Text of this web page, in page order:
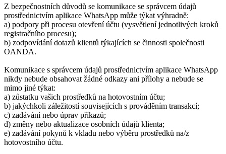
Z bezpečnostních důvodů se komunikace se správcem údajů
prostřednictvím aplikace WhatsApp může týkat výhradně:
a) podpory při procesu otevření účtu (vysvětlení jednotlivých kroků
registračního procesu);
b) zodpovídání dotazů klientů týkajících se činnosti společnosti
OANDA.
Komunikace s správcem údajů prostřednictvím aplikace WhatsApp
nikdy nebude obsahovat žádné odkazy ani přílohy a nebude se
mimo jiné týkat:
a) zůstatku vašich prostředků na hotovostním účtu;
b) jakýchkoli záležitostí souvisejících s prováděním transakcí;
c) zadávání nebo úprav příkazů;
d) změny nebo aktualizace osobních údajů klienta;
e) zadávání pokynů k vkladu nebo výběru prostředků na/z
hotovostního účtu.